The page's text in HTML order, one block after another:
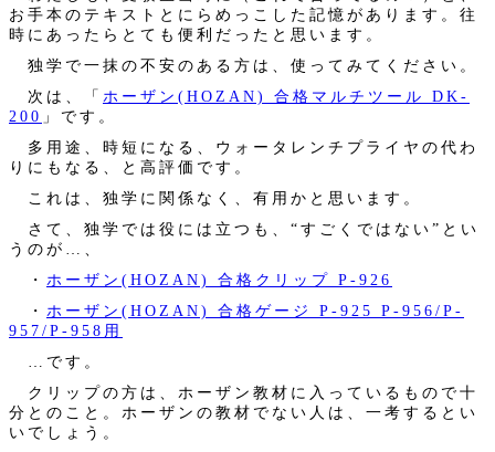
お手本のテキストとにらめっこした記憶があります。往
時にあったらとても便利だったと思います。
独学で一抹の不安のある方は、使ってみてください。
次は、「 ホーザン(HOZAN) 合格マルチツール DK-
200 」です。
多用途、時短になる、ウォータレンチプライヤの代わ
りにもなる、と高評価です。
これは、独学に関係なく、有用かと思います。
さて、独学では役には立つも、“すごくではない”とい
うのが…、
・ ホーザン(HOZAN) 合格クリップ P-926
・ ホーザン(HOZAN) 合格ゲージ P-925 P-956/P-
957/P-958用
…です。
クリップの方は、ホーザン教材に入っているもので十
分とのこと。ホーザンの教材でない人は、一考するとい
いでしょう。